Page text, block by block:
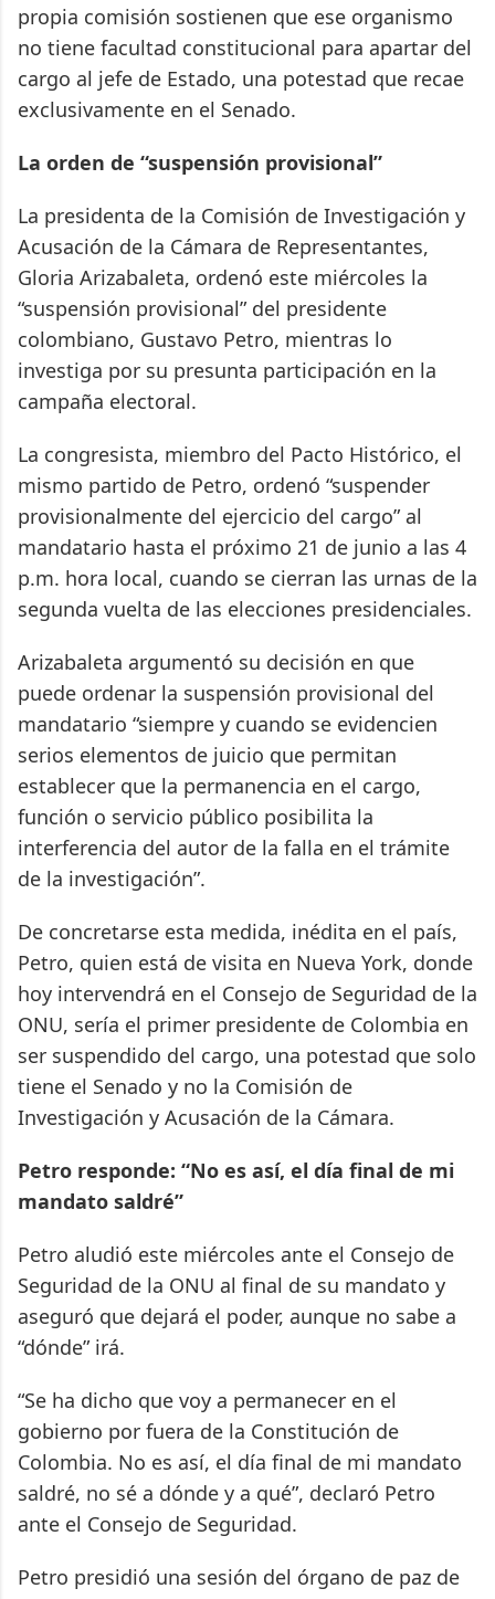
propia comisión sostienen que ese organismo
no tiene facultad constitucional para apartar del
cargo al jefe de Estado, una potestad que recae
exclusivamente en el Senado.
La orden de “suspensión provisional”
La presidenta de la Comisión de Investigación y
Acusación de la Cámara de Representantes,
Gloria Arizabaleta, ordenó este miércoles la
“suspensión provisional” del presidente
colombiano, Gustavo Petro, mientras lo
investiga por su presunta participación en la
campaña electoral.
La congresista, miembro del Pacto Histórico, el
mismo partido de Petro, ordenó “suspender
provisionalmente del ejercicio del cargo” al
mandatario hasta el próximo 21 de junio a las 4
p.m. hora local, cuando se cierran las urnas de la
segunda vuelta de las elecciones presidenciales.
Arizabaleta argumentó su decisión en que
puede ordenar la suspensión provisional del
mandatario “siempre y cuando se evidencien
serios elementos de juicio que permitan
establecer que la permanencia en el cargo,
función o servicio público posibilita la
interferencia del autor de la falla en el trámite
de la investigación”.
De concretarse esta medida, inédita en el país,
Petro, quien está de visita en Nueva York, donde
hoy intervendrá en el Consejo de Seguridad de la
ONU, sería el primer presidente de Colombia en
ser suspendido del cargo, una potestad que solo
tiene el Senado y no la Comisión de
Investigación y Acusación de la Cámara.
Petro responde: “No es así, el día final de mi
mandato saldré”
Petro aludió este miércoles ante el Consejo de
Seguridad de la ONU al final de su mandato y
aseguró que dejará el poder, aunque no sabe a
“dónde” irá.
“Se ha dicho que voy a permanecer en el
gobierno por fuera de la Constitución de
Colombia. No es así, el día final de mi mandato
saldré, no sé a dónde y a qué”, declaró Petro
ante el Consejo de Seguridad.
Petro presidió una sesión del órgano de paz de